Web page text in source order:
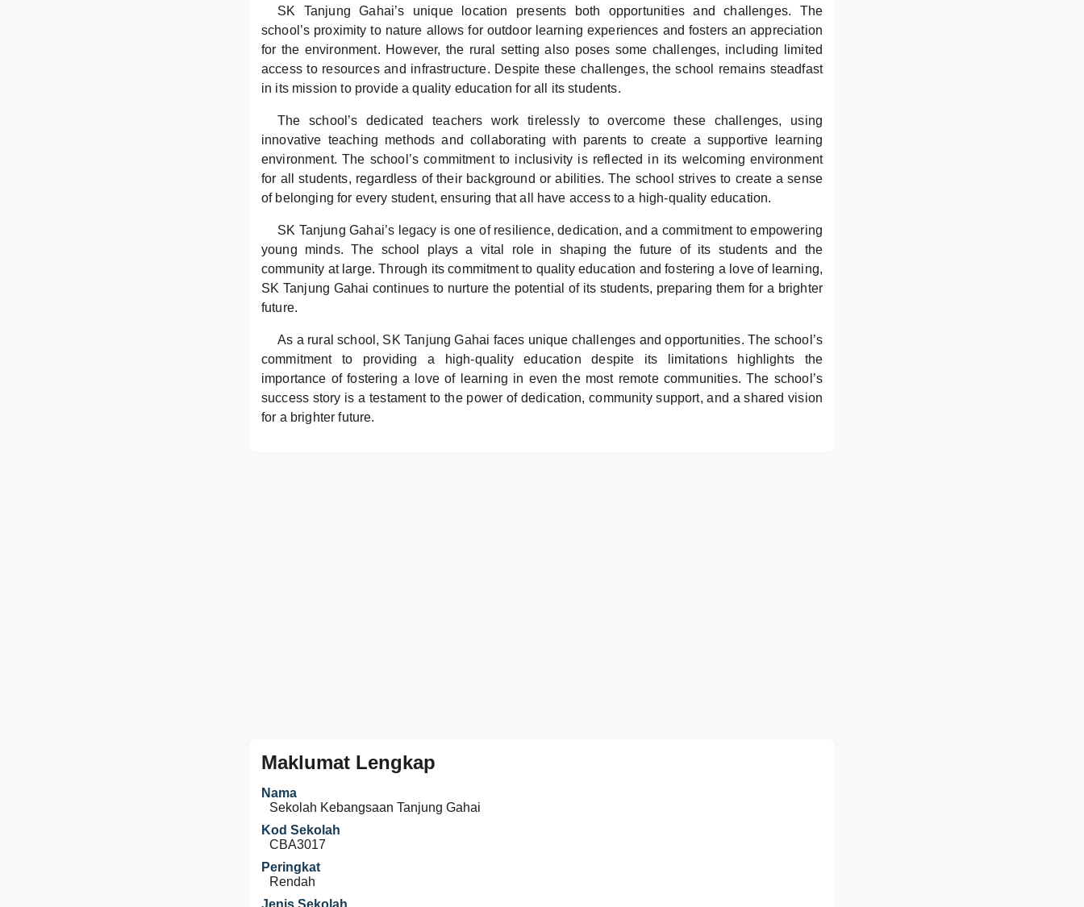
SK Tanjung Gahai’s unique location presents both opportunities and challenges. The
school’s proximity to nature allows for outdoor learning experiences and fosters an appreciation
for the environment. However, the rural setting also poses some challenges, including limited
access to resources and infrastructure. Despite these challenges, the school remains steadfast
in its mission to provide a quality education for all its students.
The school’s dedicated teachers work tirelessly to overcome these challenges, using
innovative teaching methods and collaborating with parents to create a supportive learning
environment. The school’s commitment to inclusivity is reflected in its welcoming environment
for all students, regardless of their background or abilities. The school strives to create a sense
of belonging for every student, ensuring that all have access to a high-quality education.
SK Tanjung Gahai’s legacy is one of resilience, dedication, and a commitment to empowering
young minds. The school plays a vital role in shaping the future of its students and the
community at large. Through its commitment to quality education and fostering a love of learning,
SK Tanjung Gahai continues to nurture the potential of its students, preparing them for a brighter
future.
As a rural school, SK Tanjung Gahai faces unique challenges and opportunities. The school’s
commitment to providing a high-quality education despite its limitations highlights the
importance of fostering a love of learning in even the most remote communities. The school’s
success story is a testament to the power of dedication, community support, and a shared vision
for a brighter future.
Maklumat Lengkap
Nama
Sekolah Kebangsaan Tanjung Gahai
Kod Sekolah
CBA3017
Peringkat
Rendah
Jenis Sekolah